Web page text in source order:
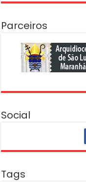
Parceiros
Social
Tags